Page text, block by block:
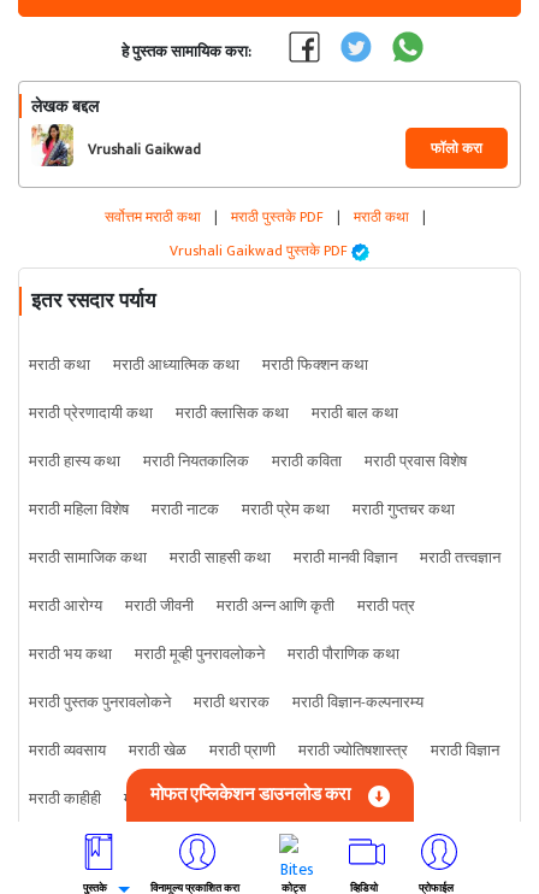
हे पुस्तक सामायिक करा:
लेखक बद्दल
Vrushali Gaikwad फॉलो करा
सर्वोत्तम मराठी कथा | मराठी पुस्तके PDF | मराठी कथा |
Vrushali Gaikwad पुस्तके PDF
इतर रसदार पर्याय
मराठी कथा मराठी आध्यात्मिक कथा
मराठी फिक्शन कथा
मराठी प्रेरणादायी कथा
मराठी क्लासिक कथा
मराठी बाल कथा
मराठी हास्य कथा
मराठी नियतकालिक मराठी कविता
मराठी प्रवास विशेष
मराठी महिला विशेष
मराठी नाटक मराठी प्रेम कथा
मराठी गुप्तचर कथा
मराठी सामाजिक कथा
मराठी साहसी कथा मराठी मानवी विज्ञान
मराठी तत्त्वज्ञान
मराठी आरोग्य
मराठी जीवनी मराठी अन्न आणि कृती
मराठी पत्र
मराठी भय कथा
मराठी मूव्ही पुनरावलोकने
मराठी पौराणिक कथा
मराठी पुस्तक पुनरावलोकने
मराठी थरारक
मराठी विज्ञान-कल्पनारम्य
मराठी व्यवसाय
मराठी खेळ मराठी प्राणी मराठी ज्योतिषशास्त्र
मराठी विज्ञान
मराठी काहीही
मराठी क्राइम कथा
मोफत एप्लिकेशन डाउनलोड करा
पुस्तके विनामूल्य प्रकाशित करा कोट्स व्हिडियो प्रोफाईल